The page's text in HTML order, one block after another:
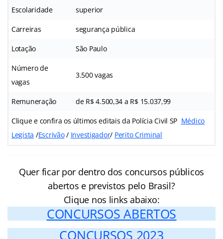
Escolaridade superior
Carreiras segurança pública
Lotação São Paulo
Número de
vagas
3.500 vagas
Remuneração de R$ 4.500,34 a R$ 15.037,99
Clique e confira os últimos editais da Polícia Civil SP Médico
Legista /Escrivão/ Investigador/ Perito Criminal
Quer ficar por dentro dos concursos públicos
abertos e previstos pelo Brasil?
Clique nos links abaixo:
CONCURSOS ABERTOS
CONCURSOS 2023